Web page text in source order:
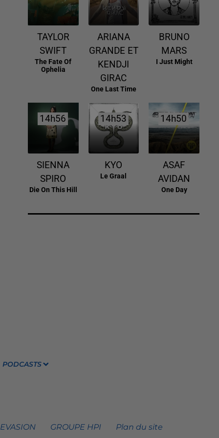
TAYLOR
SWIFT
The Fate Of
Ophelia
ARIANA
GRANDE ET
KENDJI
GIRAC
One Last Time
BRUNO
MARS
I Just Might
14h56
14h56
SIENNA
SPIRO
Die On This Hill
14h53
14h53
KYO
Le Graal
14h50
14h50
ASAF
AVIDAN
One Day
PODCASTS
GROUPE HPI Plan du site